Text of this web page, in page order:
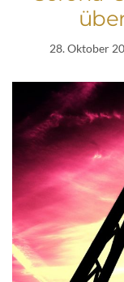
28. Oktober